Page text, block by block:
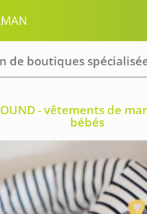
de boutiques
- vêtements de
bébés